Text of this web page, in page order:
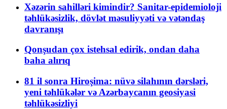
Xəzərin sahilləri kimindir? Sanitar-epidemioloji
təhlükəsizlik, dövlət məsuliyyəti və vətəndaş
davranışı
Qonşudan çox istehsal edirik, ondan daha
baha alırıq
81 il sonra Hiroşima: nüvə silahının dərsləri,
yeni təhlükələr və Azərbaycanın geosiyasi
təhlükəsizliyi